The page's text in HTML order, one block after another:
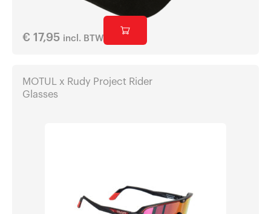
€ 17,95 incl. BTW
MOTUL x Rudy Project Rider
Glasses